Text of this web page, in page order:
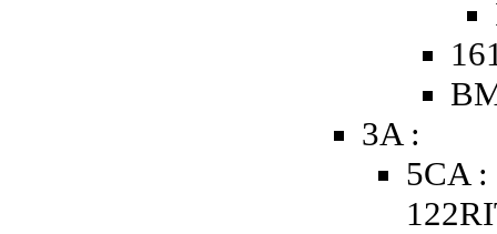
3A :
5CA